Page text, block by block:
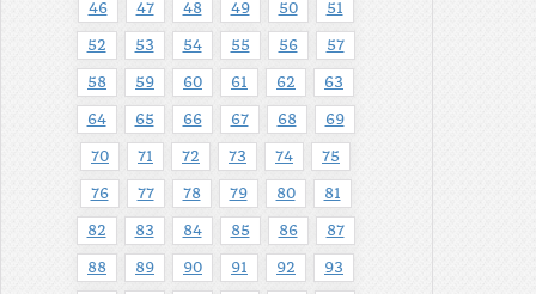
46 47 48 49 50 51
52 53 54 55 56 57
58 59 60 61 62 63
64 65 66 67 68 69
70 71 72 73 74 75
76 77 78 79 80 81
82 83 84 85 86 87
88 89 90 91 92 93